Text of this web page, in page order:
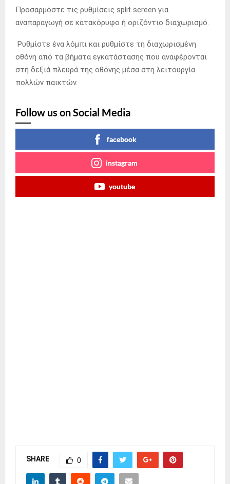
Προσαρμόστε τις ρυθμίσεις split screen για
αναπαραγωγή σε κατακόρυφο ή οριζόντιο διαχωρισμό.
Ρυθμίστε ένα λόμπι και ρυθμίστε τη διαχωρισμένη
οθόνη από τα βήματα εγκατάστασης που αναφέρονται
στη δεξιά πλευρά της οθόνης μέσα στη λειτουργία
πολλών παικτών.
Follow us on Social Media
facebook
instagram
youtube
SHARE 0